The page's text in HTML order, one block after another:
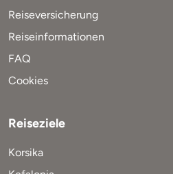
Reiseversicherung
Reiseinformationen
FAQ
Cookies
Reiseziele
Korsika